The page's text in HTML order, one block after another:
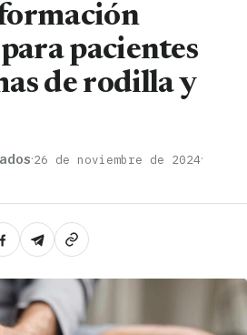
pacientes
de rodilla y
·26 de noviembre de 2024·